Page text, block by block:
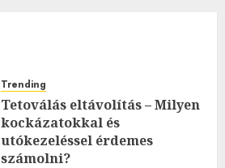
Trending
Tetoválás eltávolítás – Milyen
kockázatokkal és
utókezeléssel érdemes
számolni?